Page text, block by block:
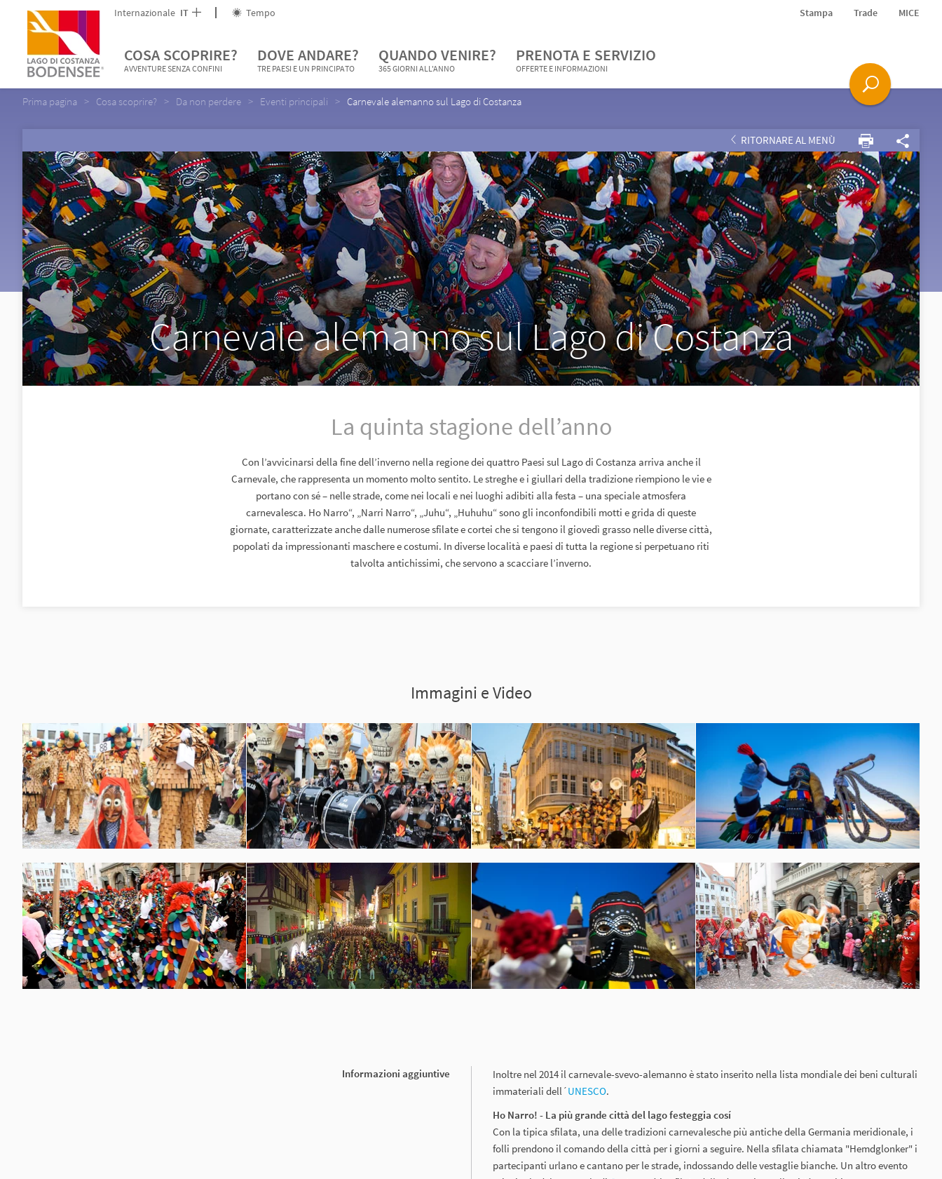
Internazionale IT Tempo Stampa Trade MICE
COSA SCOPRIRE?
AVVENTURE SENZA CONFINI
DOVE ANDARE?
TRE PAESI E UN PRINCIPATO
QUANDO VENIRE?
365 GIORNI ALL'ANNO
PRENOTA E SERVIZIO
OFFERTE E INFORMAZIONI
Prima pagina Cosa scoprire? Da non perdere Eventi principali Carnevale alemanno sul Lago di Costanza
RITORNARE AL MENÙ
Carnevale alemanno sul Lago di Costanza
La quinta stagione dell’anno
Con l’avvicinarsi della fine dell’inverno nella regione dei quattro Paesi sul Lago di Costanza arriva anche il
Carnevale, che rappresenta un momento molto sentito. Le streghe e i giullari della tradizione riempiono le vie e
portano con sé – nelle strade, come nei locali e nei luoghi adibiti alla festa – una speciale atmosfera
carnevalesca. Ho Narro“, „Narri Narro“, „Juhu“, „Huhuhu“ sono gli inconfondibili motti e grida di queste
giornate, caratterizzate anche dalle numerose sfilate e cortei che si tengono il giovedì grasso nelle diverse città,
popolati da impressionanti maschere e costumi. In diverse località e paesi di tutta la regione si perpetuano riti
talvolta antichissimi, che servono a scacciare l’inverno.
Immagini e Video
Informazioni aggiuntive
Inoltre nel 2014 il carnevale-svevo-alemanno è stato inserito nella lista mondiale dei beni culturali
immateriali dell´UNESCO.
Ho Narro! - La più grande città del lago festeggia cosí
Con la tipica sfilata, una delle tradizioni carnevalesche più antiche della Germania meridionale, i
folli prendono il comando della città per i giorni a seguire. Nella sfilata chiamata "Hemdglonker" i
partecipanti urlano e cantano per le strade, indossando delle vestaglie bianche. Un altro evento